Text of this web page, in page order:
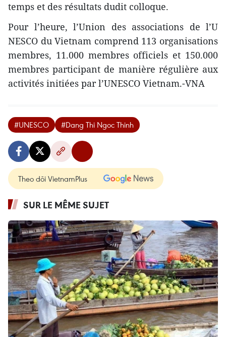
temps et des résultats dudit colloque.
Pour l’heure, l’Union des associations de l’U​
NESCO du Vietnam comprend 113 organisations
membres, 11.000 membres officiels et 150.000
membres participant de manière régulière aux
activités initiées par l’U​NESCO Vietnam.-VNA
#UNESCO #Dang Thi Ngoc Thinh
Theo dõi VietnamPlus
SUR LE MÊME SUJET